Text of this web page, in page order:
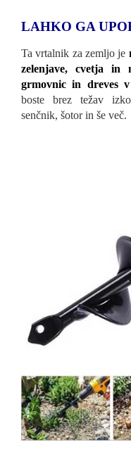
LAHKO GA
Ta vrtalnik za zemljo je
zelenjave, cvetja in
grmovnic in dreves
boste brez težav
senčnik, šotor in še več.